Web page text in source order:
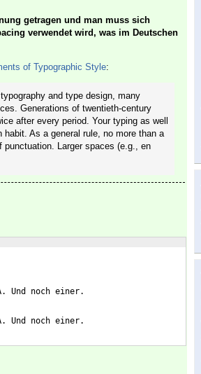
getragen und man muss sich
verwendet wird, was im Deutschen
of Typographic Style:
and type design, many
Generations of twentieth-century
after every period. Your typing as well
As a general rule, no more than a
Larger spaces (e.g., en
Und noch einer.
Und noch einer.